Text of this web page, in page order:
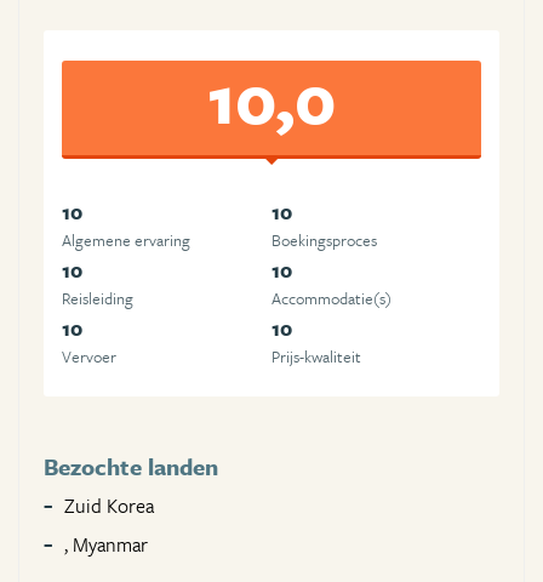
10,0
10
Algemene ervaring
10
Boekingsproces
10
Reisleiding
10
Accommodatie(s)
10
Vervoer
10
Prijs-kwaliteit
Bezochte landen
Zuid Korea
, Myanmar